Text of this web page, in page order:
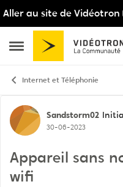
Aller au site de Vidéotron
Ouvrir Menu Latéral
Passer au contenu
Internet et Téléphonie
Discussion
Sandstorm02
30-06-2023
Appareil sans
wifi